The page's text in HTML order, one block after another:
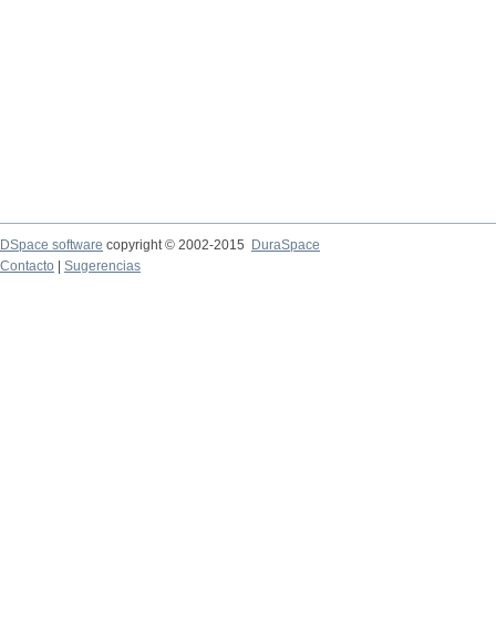
DSpace software copyright © 2002-2015
DuraSpace
Contacto
Sugerencias